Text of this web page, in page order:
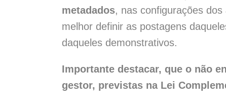
metadados, nas configurações
melhor definir as postagens
daqueles demonstrativos.
Importante destacar, que o não
gestor, previstas na Lei